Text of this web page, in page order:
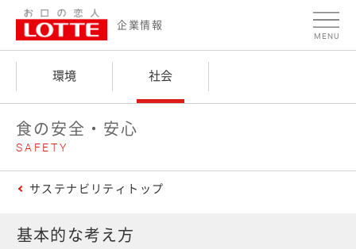
食
の
全・
安
心
企業情報
MENU
環境 社会
食の安全・安心
SAFETY
サステナビリティトップ
基本的な考え方